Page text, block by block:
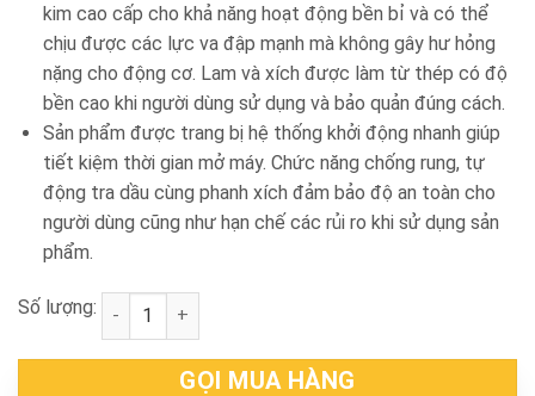
kim cao cấp cho khả năng hoạt động bền bỉ và có thể
chịu được các lực va đập mạnh mà không gây hư hỏng
nặng cho động cơ. Lam và xích được làm từ thép có độ
bền cao khi người dùng sử dụng và bảo quản đúng cách.
Sản phẩm được trang bị hệ thống khởi động nhanh giúp
tiết kiệm thời gian mở máy. Chức năng chống rung, tự
động tra dầu cùng phanh xích đảm bảo độ an toàn cho
người dùng cũng như hạn chế các rủi ro khi sử dụng sản
phẩm.
Số lượng: Máy cưa xích xăng Makita EA3503S40B số lượng
GỌI MUA HÀNG